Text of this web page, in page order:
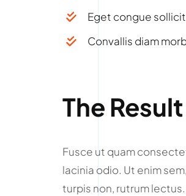
Eget congue
Convallis diam
The Result
Fusce ut quam
lacinia odio. Ut enim
turpis non, rutrum